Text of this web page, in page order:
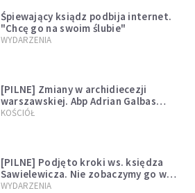
Śpiewający ksiądz podbija internet.
"Chcę go na swoim ślubie"
WYDARZENIA
[PILNE] Zmiany w archidiecezji
warszawskiej. Abp Adrian Galbas
wręczył dekrety nowym proboszczom
KOŚCIÓŁ
[PILNE] Podjęto kroki ws. księdza
Sawielewicza. Nie zobaczymy go w
mediach
WYDARZENIA